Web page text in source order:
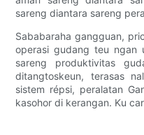
sareng diantara sareng
Sababaraha gangguan,
operasi gudang teu ngan
sareng produktivitas
ditangtoskeun, terasas
sistem répsi, peralatan
kasohor di kerangan. Ku